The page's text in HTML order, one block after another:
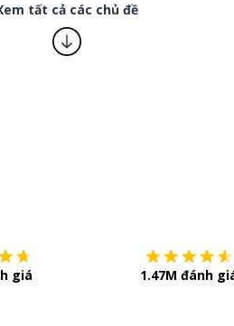
tất cả các chủ đề
giá 1.47M đánh